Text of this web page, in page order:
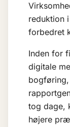
reduktion
forbedret
Inden for
digitale
tog dage,
højere